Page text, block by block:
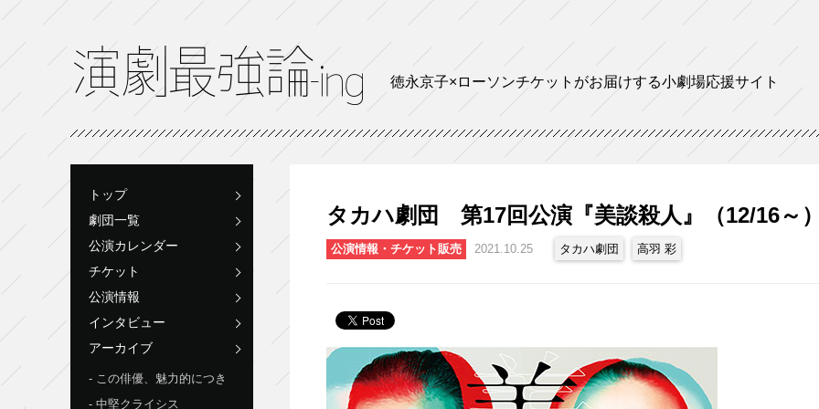
徳永京子×ローソンチケットがお届けする小劇場応援サイト
トップ
劇団一覧
公演カレンダー
チケット
公演情報
インタビュー
アーカイブ
この俳優、魅力的につき
中堅クライシス
タカハ劇団 第17回公演『美談殺人』（12/16～
公演情報・チケット販売 2021.10.25 タカハ劇団 高羽 彩